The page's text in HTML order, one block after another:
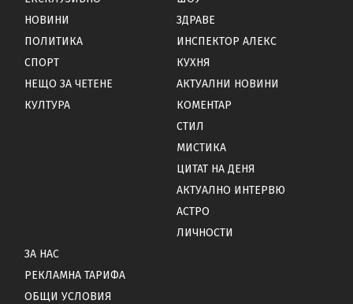
НОВИНИ
ПОЛИТИКА
СПОРТ
НЕЩО ЗА ЧЕТЕНЕ
КУЛТУРА
ЗДРАВЕ
ИНСПЕКТОР АЛЕКС
КУХНЯ
АКТУАЛНИ НОВИНИ
КОМЕНТАР
СТИЛ
МИСТИКА
ЦИТАТ НА ДЕНЯ
АКТУАЛНО ИНТЕРВЮ
АСТРО
ЛИЧНОСТИ
ЗА НАС
РЕКЛАМНА ТАРИФА
ОБЩИ УСЛОВИЯ